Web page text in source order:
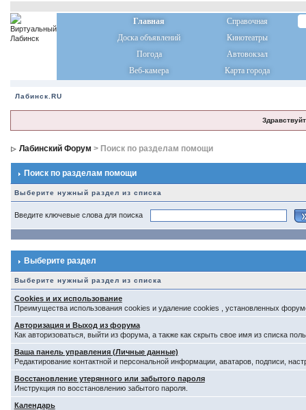
Главная
Справочная
Доска объявлений
Кинотеатры
Погода
Автовокзал
Веб-камера
Карта города
Лабинск.RU
Лабинский Форум > Поиск по разделам помощи
Поиск по разделам помощи
Выберите нужный раздел из списка
Введите ключевые слова для поиска
Выберите раздел
Выберите нужный раздел из списка
Cookies и их использование
Преимущества использования cookies и удаление cookies , установленных
Авторизация и Выход из форума
Как авторизоваться, выйти из форума, а также как скрыть свое имя из списка
Ваша панель управления (Личные данные)
Редактирование контактной и персональной информации, аватаров, подписи,
Восстановление утерянного или забытого пароля
Инструкция по восстановлению забытого пароля.
Календарь